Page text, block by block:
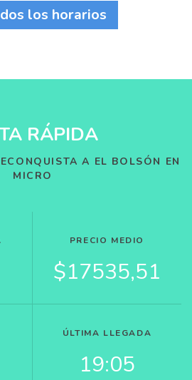
los horarios
RÁPIDA
A EL BOLSÓN EN
MICRO
PRECIO MEDIO
$17535,51
ÚLTIMA LLEGADA
19:05